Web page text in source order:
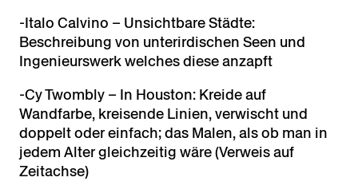
-Italo Calvino – Unsichtbare Städte:
Beschreibung von unterirdischen Seen und
Ingenieurswerk welches diese anzapft
-Cy Twombly – In Houston: Kreide auf
Wandfarbe, kreisende Linien, verwischt und
doppelt oder einfach; das Malen, als ob man in
jedem Alter gleichzeitig wäre (Verweis auf
Zeitachse)